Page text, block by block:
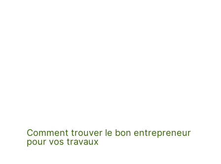
Comment trouver le bon entrepreneur
pour vos travaux